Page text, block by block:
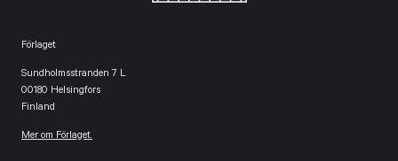
Förlaget
Sundholmsstranden 7 L
00180 Helsingfors
Finland
Mer om Förlaget.